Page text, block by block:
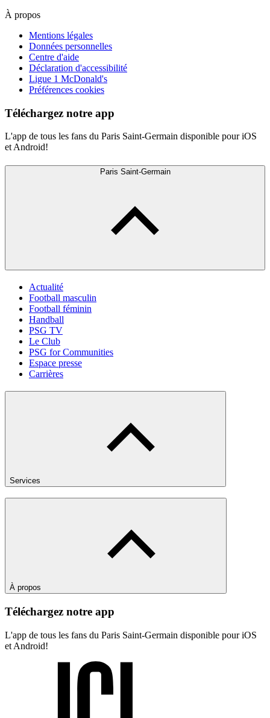
À propos
Mentions légales
Données personnelles
Centre d'aide
Déclaration d'accessibilité
Ligue 1 McDonald's
Préférences cookies
Téléchargez notre app
L'app de tous les fans du Paris Saint-Germain disponible pour iOS
et Android!
Paris Saint-Germain
Actualité
Football masculin
Football féminin
Handball
PSG TV
Le Club
PSG for Communities
Espace presse
Carrières
Services
À propos
Téléchargez notre app
L'app de tous les fans du Paris Saint-Germain disponible pour iOS
et Android!